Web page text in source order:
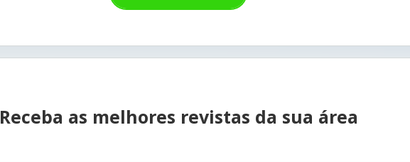
Receba as melhores revistas da sua área